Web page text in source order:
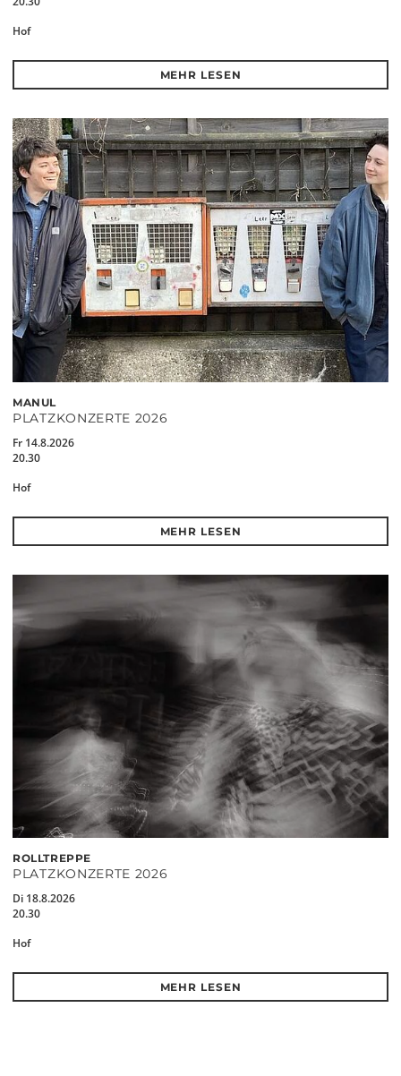
Hof
MEHR LESEN
MANUL
PLATZKONZERTE 2026
Fr 14.8.2026
20.30
Hof
MEHR LESEN
ROLLTREPPE
PLATZKONZERTE 2026
Di 18.8.2026
20.30
Hof
MEHR LESEN